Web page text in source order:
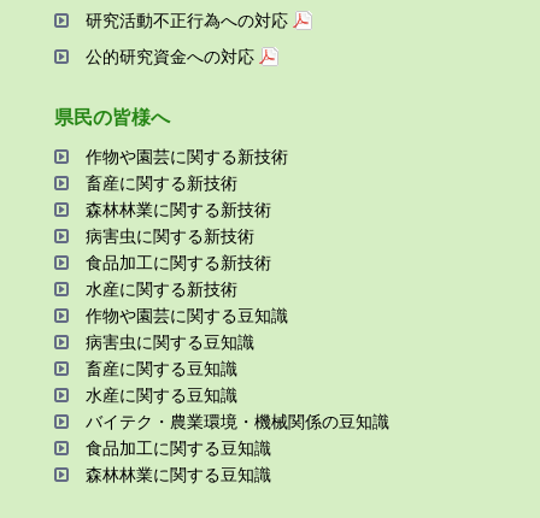
研究活動不正⾏為への対応
公的研究資金への対応
県⺠の皆様へ
作物や園芸に関する新技術
畜産に関する新技術
森林林業に関する新技術
病害⾍に関する新技術
⾷品加⼯に関する新技術
⽔産に関する新技術
作物や園芸に関する⾖知識
病害⾍に関する⾖知識
畜産に関する⾖知識
⽔産に関する⾖知識
バイテク・農業環境・機械関係の⾖知識
⾷品加⼯に関する⾖知識
森林林業に関する⾖知識